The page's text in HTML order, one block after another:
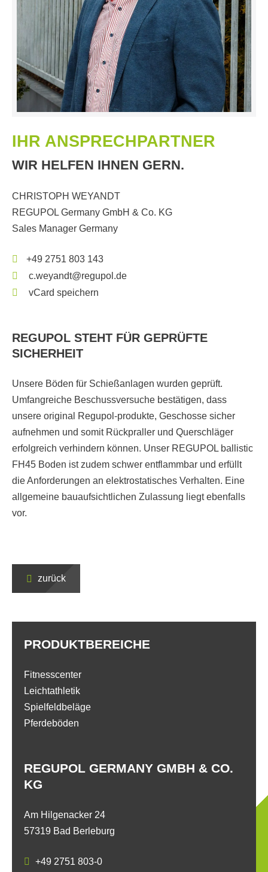
IHR ANSPRECHPARTNER
WIR HELFEN IHNEN GERN.
CHRISTOPH WEYANDT
REGUPOL Germany GmbH & Co. KG
Sales Manager Germany
+49 2751 803 143
c.weyandt@regupol.de
vCard speichern
REGUPOL STEHT FÜR GEPRÜFTE
SICHERHEIT
Unsere Böden für Schießanlagen wurden geprüft.
Umfangreiche Beschussversuche bestätigen, dass
unsere original Regupol-produkte, Geschosse sicher
aufnehmen und somit Rückpraller und Querschläger
erfolgreich verhindern können. Unser REGUPOL ballistic
FH45 Boden ist zudem schwer entflammbar und erfüllt
die Anforderungen an elektrostatisches Verhalten. Eine
allgemeine bauaufsichtlichen Zulassung liegt ebenfalls
vor.
zurück
REGUPOL GERMANY GMBH & CO.
KG
Am Hilgenacker 24
57319 Bad Berleburg
+49 2751 803-0
PRODUKTBEREICHE
Fitnesscenter
Leichtathletik
Spielfeldbeläge
Pferdeböden